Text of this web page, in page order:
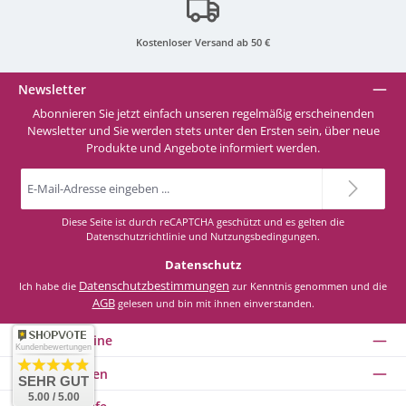
G44 Light-Green
G45 Bright-Green
G50 Dark-Grey
G51 Light-Grey
G52 Grey-White
Kostenloser Versand ab 50 €
Newsletter
Abonnieren Sie jetzt einfach unseren regelmäßig erscheinenden
Newsletter und Sie werden stets unter den Ersten sein, über neue
Produkte und Angebote informiert werden.
E-
Mail-
*
Diese Seite ist durch reCAPTCHA geschützt und es gelten die
Datenschutzrichtlinie und Nutzungsbedingungen.
Datenschutz
Ich habe die Datenschutzbestimmungen zur Kenntnis genommen und die
AGBgelesen und bin mit ihnen einverstanden.
Service-Hotline
Informationen
Kundenbewertungen
SEHR GUT
5.00 / 5.00